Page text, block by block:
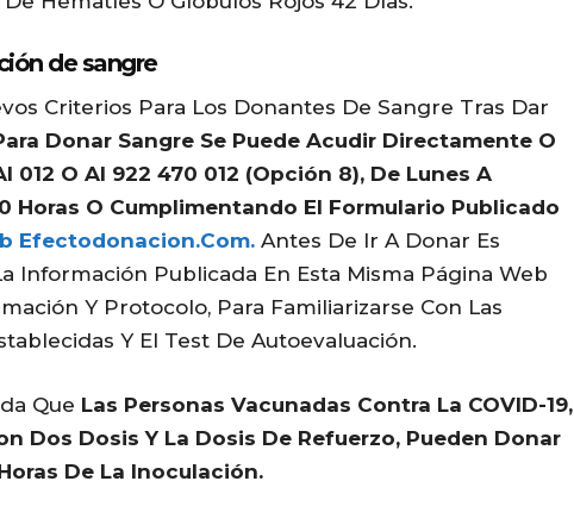
de sangre
Criterios Para Los Donantes De Sangre Tras Dar
Donar Sangre Se Puede Acudir Directamente O
012 O Al 922 470 012 (opción 8), De Lunes A
Horas O Cumplimentando El Formulario Publicado
Efectodonacion.com. Antes De Ir A Donar Es
Información Publicada En Esta Misma Página Web
Y Protocolo, Para Familiarizarse Con Las
Y El Test De Autoevaluación.
Que Las Personas Vacunadas Contra La COVID-19,
Dos Dosis Y La Dosis De Refuerzo, Pueden Donar
De La Inoculación.